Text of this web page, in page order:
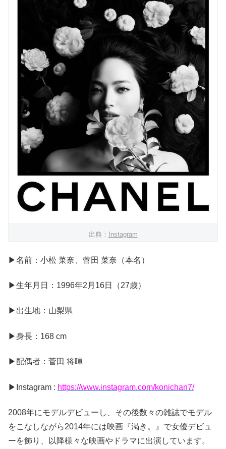
出典： Instagram
▶名前：小松 菜奈、菅田 菜奈（本名）
▶生年月日：1996年2月16日（27歳）
▶出生地：山梨県
▶身長：168 cm
▶配偶者：菅田 将暉
▶Instagram : https://www.instagram.com/konichan7/
2008年にモデルデビューし、その後数々の雑誌でモデル
をこなしながら2014年には映画『渇き。』で女優デビュ
ーを飾り、以降様々な映画やドラマに出演しています。